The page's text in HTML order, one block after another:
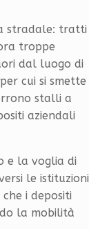
stradale: tratti
troppe
dal luogo di
cui si smette
stalli a
aziendali
e la voglia di
le istituzioni
i depositi
la mobilità